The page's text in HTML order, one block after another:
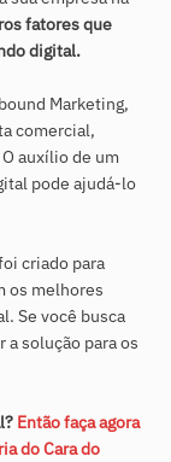
fatores que
digital.
Marketing,
comercial,
auxílio de um
pode ajudá-lo
criado para
os melhores
Se você busca
solução para os
Então faça agora
do Cara do